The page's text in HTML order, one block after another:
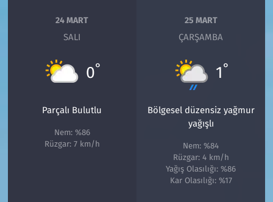
24 MART
SALI
0°
Parçalı Bulutlu
Nem: %86
Rüzgar: 7 km/h
25 MART
ÇARŞAMBA
1°
Bölgesel düzensiz yağmur
yağışlı
Nem: %84
Rüzgar: 4 km/h
Yağış Olasılığı: %86
Kar Olasılığı: %17